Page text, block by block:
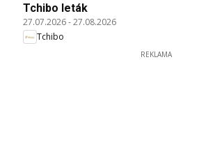
Tchibo leták
27.07.2026-27.08.2026
Tchibo
REKLAMA